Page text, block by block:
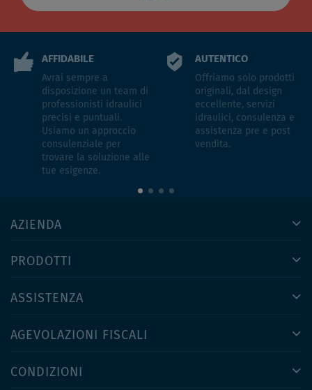
AFFIDABILE
Avrai sempre a
disposizione un team di
professionisti idraulici
precisi e puntuali.
Usiamo un approccio
consulenziale per
trovare la soluzione alle
tue esigenze.
AUTENTICO
Offriamo solo prodotti
originali, dal design
eccellente, servizi
idraulici, consulenza e
assistenza pre e post
vendita.
AZIENDA
PRODOTTI
ASSISTENZA
AGEVOLAZIONI FISCALI
CONDIZIONI